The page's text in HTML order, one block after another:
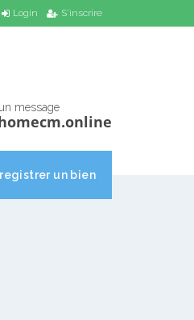
Login S'inscrire
message
un bien